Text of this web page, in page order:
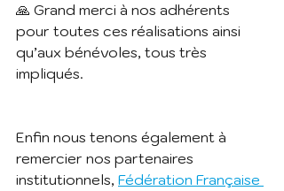
🙏 Grand merci à nos adhérents
pour toutes ces réalisations ainsi
qu’aux bénévoles, tous très
impliqués.
Enfin nous tenons également à
remercier nos partenaires
institutionnels, Fédération Française